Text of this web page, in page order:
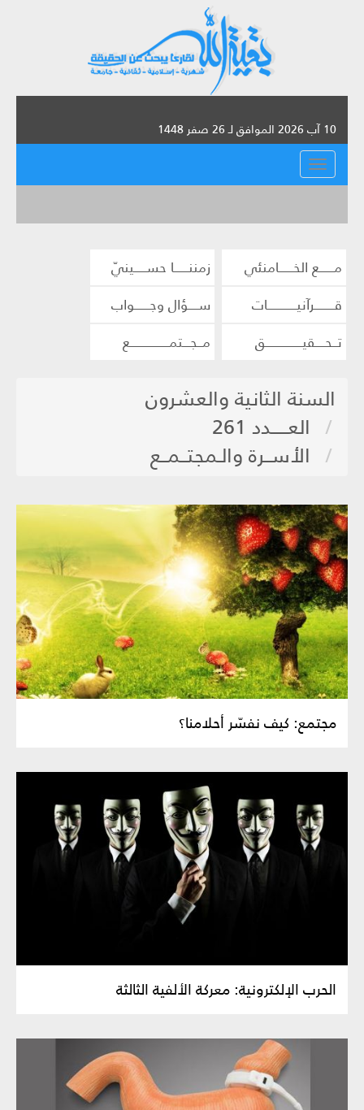
10 آب 2026 الموافق لـ 26 صفر 1448
القائمة
مــــــع الخــــــامنئي
زمننــــــا حســـــينيّ
قــــــــرآنيــــــــــــات
ســــؤال وجــــــواب
تــحــــقيـــــــــــــــق
مــجـــتمــــــــــــــــع
السنة الثانية والعشرون
العـــــدد 261
الأســرة والـمجتــمــع
مجتمع: كيف نفسّر أحلامنا؟
الحرب الإلكترونية: معركة الألفية الثالثة